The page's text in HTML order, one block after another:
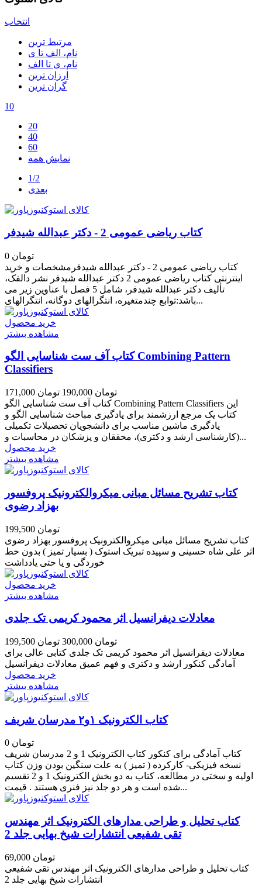
انتخاب
مرتبط ترین
نام، الف تا ی
نام، ی تا الف
ارزان ترین
گران ترین
10
20
40
60
نمایش همه
1/2
بعدی
کتاب ریاضی عمومی 2 - دکتر عبدالله شیدفر
0 تومان
کتاب ریاضی عمومی 2 - دکتر عبدالله شیدفرمشخصات و خرید
اینترنتی کتاب ریاضی عمومی 2 دکتر عبدالله شیدفر نشر دالفک،
تألیف دکتر عبدالله شیدفر، شامل 5 فصل با عناوین زیر می
باشد:توابع چندمتغیره، انتگرالهای دوگانه، انتگرالهای...
خرید محصول
مشاهده بیشتر
کتاب آف ست شناسایی الگو Combining Pattern
Classifiers
171,000 تومان 190,000 تومان
کتاب آف ست شناسایی الگو Combining Pattern Classifiers این
کتاب یک مرجع ارزشمند برای یادگیری مباحث شناسایی الگو و
یادگیری ماشین مناسب برای دانشجویان تحصیلات تکمیلی
(کارشناسی ارشد و دکتری)، محققان و پزشکان در محاسبات و...
خرید محصول
مشاهده بیشتر
کتاب تشریح مسائل مبانی میکروالکترونیک پروفسور
بهزاد رضوی
199,500 تومان
کتاب تشریح مسائل مبانی میکروالکترونیک پروفسور بهزاد رضوی
اثر علی شاه حسینی و سپیده تبریک استوک ( بسیار تمیز ) بدون خط
خوردگی و یا حتی یادداشت
خرید محصول
مشاهده بیشتر
معادلات دیفرانسیل اثر محمود کریمی تک جلدی
199,500 تومان 300,000 تومان
معادلات دیفرانسیل اثر محمود کریمی تک جلدی کتابی عالی برای
آمادگی کنکور ارشد و دکتری و فهم عمیق معادلات دیفرانسیل
خرید محصول
مشاهده بیشتر
کتاب الکترونیک ۱و۲ مدرسان شریف
0 تومان
کتاب آمادگی برای کنکور کتاب الکترونیک 1 و 2 مدرسان شریف
نسخه فیزیکی- کارکرده ( تمیز ) به علت سنگین بودن وزن کتاب
اولیه و سختی در مطالعه، کتاب به دو بخش الکترونیک 1 و 2 تقسیم
شده است و هر دو جلد نیز فنری هستند . قیمت...
کتاب تحلیل و طراحی مدارهای الکترونیک اثر مهندس
تقی شفیعی انتشارات شیخ بهایی جلد 2
69,000 تومان
کتاب تحلیل و طراحی مدارهای الکترونیک اثر مهندس تقی شفیعی
انتشارات شیخ بهایی جلد 2